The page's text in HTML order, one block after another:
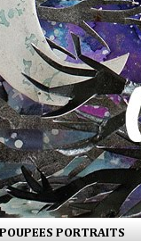
POUPEES PORTRAITS